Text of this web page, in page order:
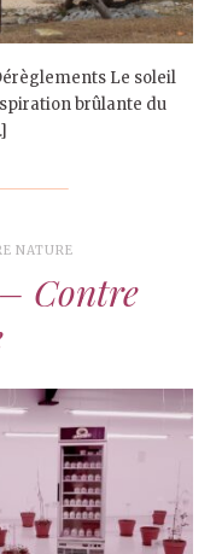
Le soleil
brûlante du
NATURE
Contre